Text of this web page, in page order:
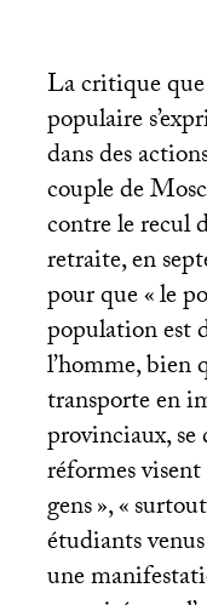
La critique
populaire
dans des
couple de
contre le recul
retraite, en
pour que «le
population est
l’homme, bien
transporte en
provinciaux, se
réformes
gens», «
étudiants
une